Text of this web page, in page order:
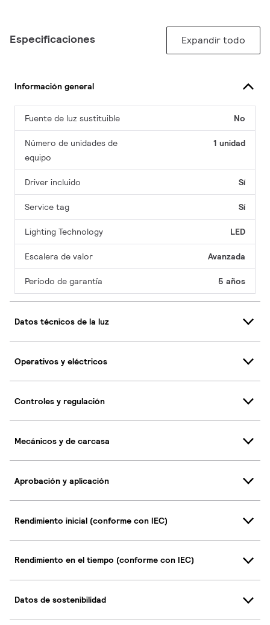
Especificaciones Expandir todo
Información general
Fuente de luz sustituible No
Número de unidades de
equipo
1 unidad
Driver incluido Sí
Service tag Sí
Lighting Technology LED
Escalera de valor Avanzada
Período de garantía 5 años
Datos técnicos de la luz
Operativos y eléctricos
Controles y regulación
Mecánicos y de carcasa
Aprobación y aplicación
Rendimiento inicial (conforme con IEC)
Rendimiento en el tiempo (conforme con IEC)
Datos de sostenibilidad